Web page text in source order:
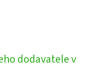
dodavatele v